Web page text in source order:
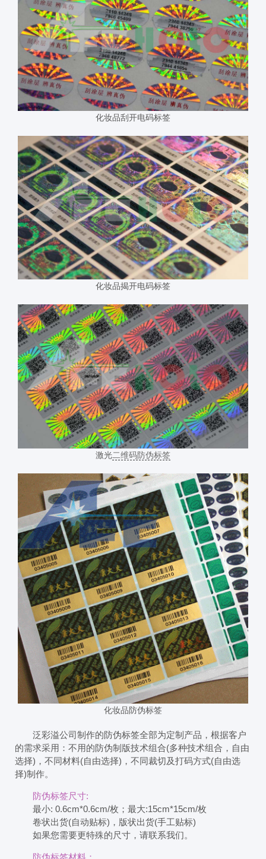
化妆品刮开电码标签
化妆品揭开电码标签
激光二维码防伪标签
化妆品防伪标签
泛彩溢公司制作的防伪标签全部为定制产品，根据客户
的需求采用：不用的防伪制版技术组合(多种技术组合，自由
选择)，不同材料(自由选择)，不同裁切及打码方式(自由选
择)制作。
防伪标签尺寸:
最小: 0.6cm*0.6cm/枚；最大:15cm*15cm/枚
卷状出货(自动贴标)，版状出货(手工贴标)
如果您需要更特殊的尺寸，请联系我们。
防伪标签材料：